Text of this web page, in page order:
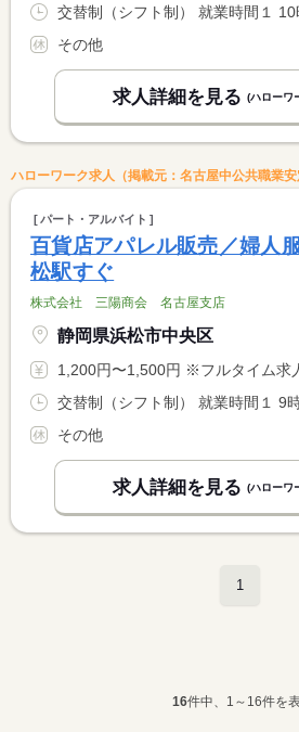
その他
求人詳細を見る (ハローワ
ハローワーク求人（掲載元：名古屋中公共職業安
パート・アルバイト
百貨店アパレル販売／婦人
松駅すぐ
株式会社 三陽商会 名古屋支店
静岡県浜松市中央区
1,200円〜1,500円 ※フルタイム求人の場合は月額（換算額）、パート
その他
求人詳細を見る (ハローワ
1
16件中、1～16件を